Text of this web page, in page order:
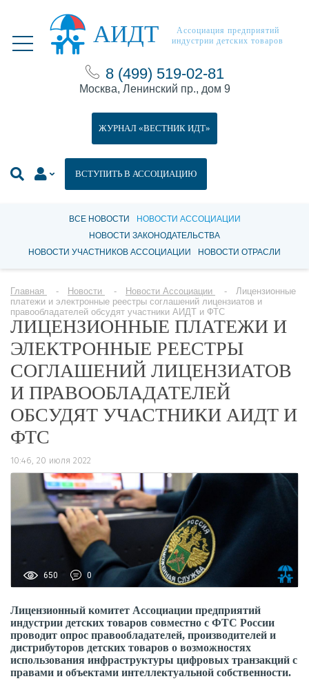
АИДТ
Ассоциация предприятий
индустрии детских товаров
8 (499) 519-02-81
Москва, Ленинский пр., дом 9
ВСТУПИТЬ В АССОЦИАЦИЮ
ЖУРНАЛ «ВЕСТНИК ИДТ»
ВСЕ НОВОСТИ
НОВОСТИ АССОЦИАЦИИ
НОВОСТИ ЗАКОНОДАТЕЛЬСТВА
НОВОСТИ УЧАСТНИКОВ АССОЦИАЦИИ
НОВОСТИ ОТРАСЛИ
Главная Новости Новости Ассоциации
Лицензионные
платежи и электронные реестры соглашений лицензиатов и
правообладателей обсудят участники АИДТ и ФТС
ЛИЦЕНЗИОННЫЕ ПЛАТЕЖИ И
ЭЛЕКТРОННЫЕ РЕЕСТРЫ
СОГЛАШЕНИЙ ЛИЦЕНЗИАТОВ
И ПРАВООБЛАДАТЕЛЕЙ
ОБСУДЯТ УЧАСТНИКИ АИДТ И
ФТС
10:46, 20 июля 2022
650 0
Лицензионный комитет Ассоциации предприятий
индустрии детских товаров совместно с ФТС России
проводит опрос правообладателей, производителей и
дистрибуторов детских товаров о возможностях
использования инфраструктуры цифровых транзакций с
правами и объектами интеллектуальной собственности.